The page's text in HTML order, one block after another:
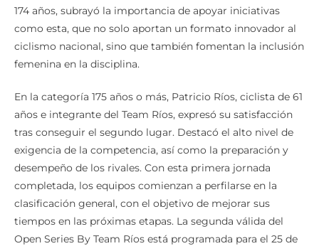
174 años, subrayó la importancia de apoyar iniciativas
como esta, que no solo aportan un formato innovador al
ciclismo nacional, sino que también fomentan la inclusión
femenina en la disciplina.
En la categoría 175 años o más, Patricio Ríos, ciclista de 61
años e integrante del Team Ríos, expresó su satisfacción
tras conseguir el segundo lugar. Destacó el alto nivel de
exigencia de la competencia, así como la preparación y
desempeño de los rivales. Con esta primera jornada
completada, los equipos comienzan a perfilarse en la
clasificación general, con el objetivo de mejorar sus
tiempos en las próximas etapas. La segunda válida del
Open Series By Team Ríos está programada para el 25 de